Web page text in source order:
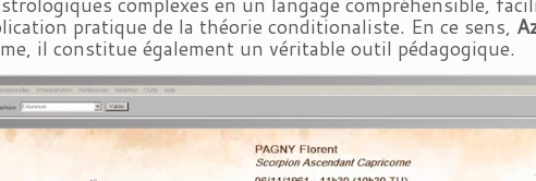
pratique de la théorie conditionaliste. En ce sens,
il constitue également un véritable outil pédagogique.